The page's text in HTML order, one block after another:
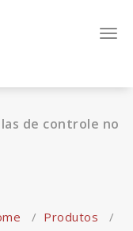
sinônimo de alta-
e uma força
Controle, Válvulas
de controle no
/ Produtos /